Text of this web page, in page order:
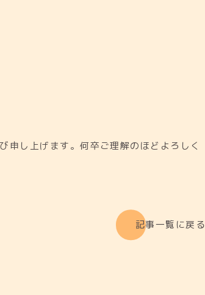
申し上げます。何卒ご理解のほどよろしく
記事一覧に戻る